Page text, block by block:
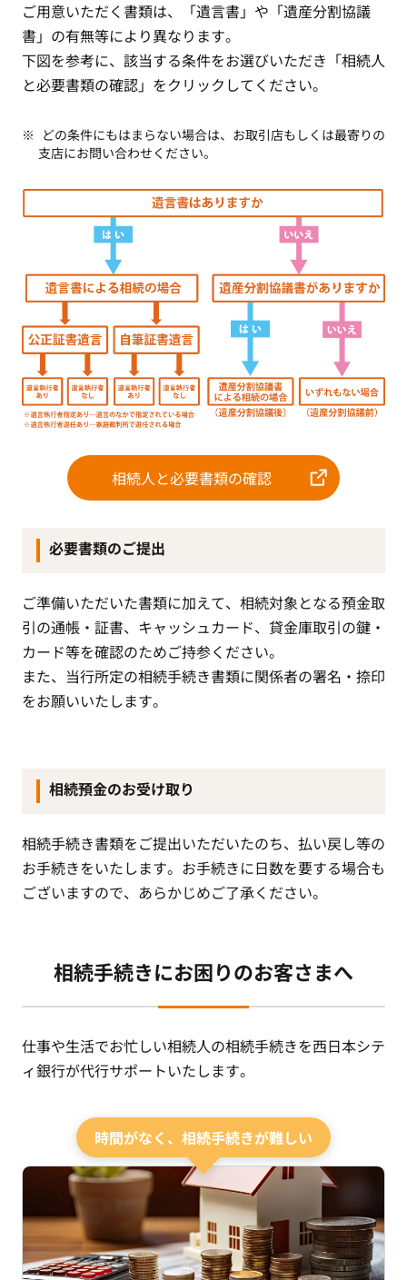
ご用意いただく書類は、「遺言書」や「遺産分割協議
書」の有無等により異なります。
下図を参考に、該当する条件をお選びいただき「相続人
と必要書類の確認」をクリックしてください。
どの条件にもはまらない場合は、お取引店もしくは最寄りの
支店にお問い合わせください。
相続人と必要書類の確認
必要書類のご提出
ご準備いただいた書類に加えて、相続対象となる預金取
引の通帳・証書、キャッシュカード、貸金庫取引の鍵・
カード等を確認のためご持参ください。
また、当行所定の相続手続き書類に関係者の署名・捺印
をお願いいたします。
相続預金のお受け取り
相続手続き書類をご提出いただいたのち、払い戻し等の
お手続きをいたします。お手続きに日数を要する場合も
ございますので、あらかじめご了承ください。
相続手続きにお困りのお客さまへ
仕事や生活でお忙しい相続人の相続手続きを西日本シテ
ィ銀行が代行サポートいたします。
時間がなく、相続手続きが難しい